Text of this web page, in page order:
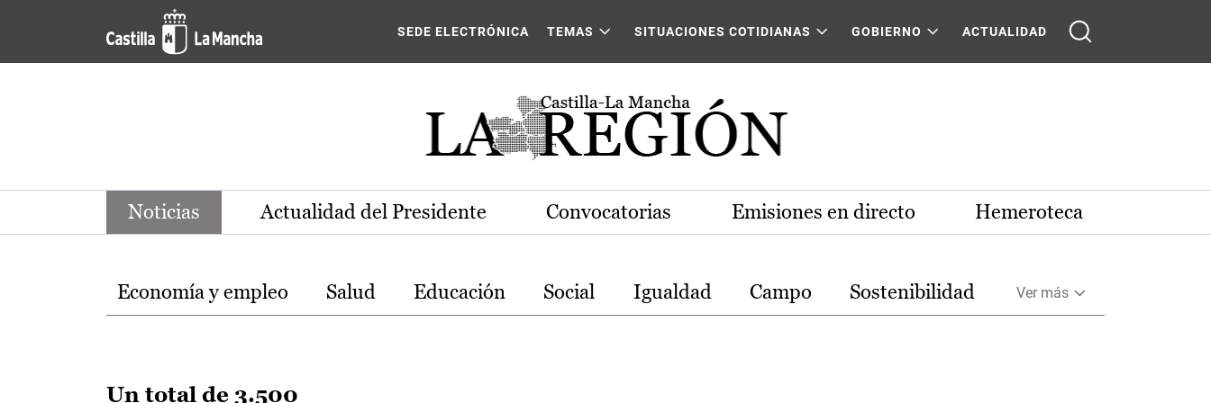
Pasar al contenido principal
Noticias de la región de Castilla-La Mancha
SEDE ELECTRÓNICA TEMAS SITUACIONES COTIDIANAS GOBIERNO ACTUALIDAD
Noticias Actualidad del Presidente Convocatorias Emisiones en directo Hemeroteca
Temas
Economía y empleo Salud Educación Social Igualdad Campo Sostenibilidad Ver más
Un total de 3.500